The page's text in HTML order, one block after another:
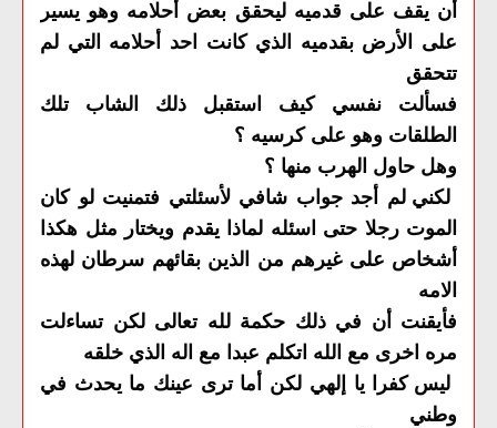
أن يقف على قدميه ليحقق بعض أحلامه وهو يسير
على الأرض بقدميه الذي كانت احد أحلامه التي لم
تتحقق
فسألت نفسي كيف استقبل ذلك الشاب تلك
الطلقات وهو على كرسيه ؟
وهل حاول الهرب منها ؟
لكني لم أجد جواب شافي لأسئلتي فتمنيت لو كان
الموت رجلا حتى اسئله لماذا يقدم ويختار مثل هكذا
أشخاص على غيرهم من الذين بقائهم سرطان لهذه
الامه
فأيقنت أن في ذلك حكمة لله تعالى لكن تساءلت
مره اخرى مع الله اتكلم عبدا مع اله الذي خلقه
ليس كفرا يا إلهي لكن أما ترى عينك ما يحدث في
وطني